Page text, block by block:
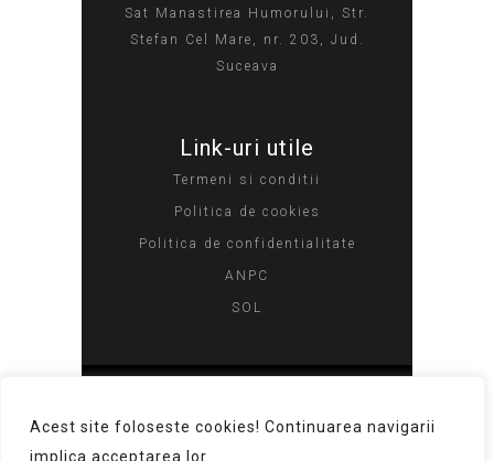
Acest site foloseste cookies! Continuarea navigarii
implica acceptarea lor.
Sat Manastirea Humorului, Str.
Stefan Cel Mare, nr. 203, Jud.
Suceava
Link-uri utile
Termeni si conditii​
Politica de cookies​
Politica de confidentialitate​
ANPC
SOL
rezervate. Pensiunea Bucovina de